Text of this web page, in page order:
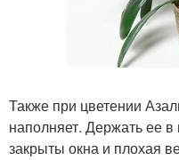
Также при цветении
наполняет. Держать ее
закрыты окна и плохая